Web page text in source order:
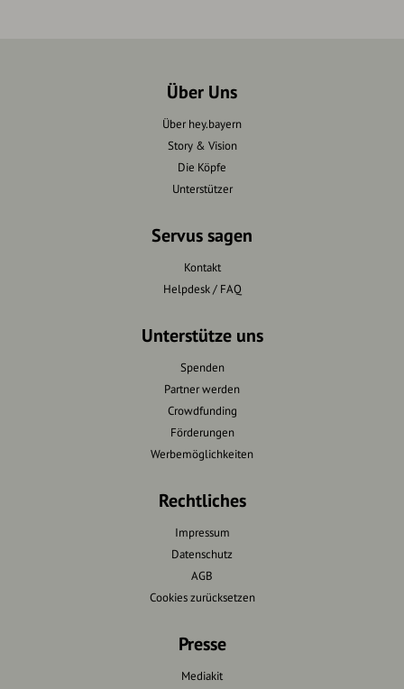
Über Uns
Über hey.bayern
Story & Vision
Die Köpfe
Unterstützer
Servus sagen
Kontakt
Helpdesk / FAQ
Unterstütze uns
Spenden
Partner werden
Crowdfunding
Förderungen
Werbemöglichkeiten
Rechtliches
Impressum
Datenschutz
AGB
Cookies zurücksetzen
Presse
Mediakit